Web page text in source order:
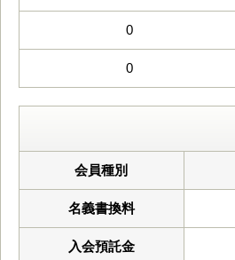
0
0
会員種別
名義書換料
入会預託金